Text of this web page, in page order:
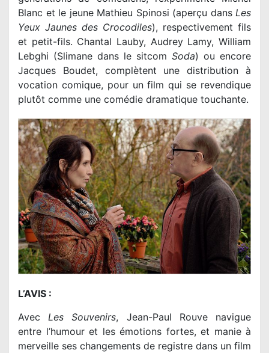
Blanc et le jeune Mathieu Spinosi (aperçu dans Les
Yeux Jaunes des Crocodiles), respectivement fils
et petit-fils. Chantal Lauby, Audrey Lamy, William
Lebghi (Slimane dans le sitcom Soda) ou encore
Jacques Boudet, complètent une distribution à
vocation comique, pour un film qui se revendique
plutôt comme une comédie dramatique touchante.
L’AVIS :
Avec Les Souvenirs, Jean-Paul Rouve navigue
entre l’humour et les émotions fortes, et manie à
merveille ses changements de registre dans un film